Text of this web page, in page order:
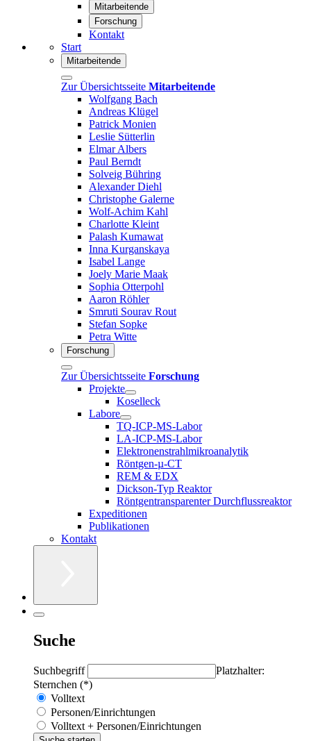
Mitarbeitende
Forschung
Kontakt
Start
Mitarbeitende
Zur Übersichtsseite Mitarbeitende
Wolfgang Bach
Andreas Klügel
Patrick Monien
Leslie Sütterlin
Elmar Albers
Paul Berndt
Solveig Bühring
Alexander Diehl
Christophe Galerne
Wolf-Achim Kahl
Charlotte Kleint
Palash Kumawat
Inna Kurganskaya
Isabel Lange
Joely Marie Maak
Sophia Otterpohl
Aaron Röhler
Smruti Sourav Rout
Stefan Sopke
Petra Witte
Forschung
Zur Übersichtsseite Forschung
Projekte
Koselleck
Labore
TQ-ICP-MS-Labor
LA-ICP-MS-Labor
Elektronenstrahlmikroanalytik
Röntgen-µ-CT
REM & EDX
Dickson-Typ Reaktor
Röntgentransparenter Durchflussreaktor
Expeditionen
Publikationen
Kontakt
Suche
Suchbegriff
Platzhalter:
Sternchen (*)
Volltext
Personen/Einrichtungen
Volltext + Personen/Einrichtungen